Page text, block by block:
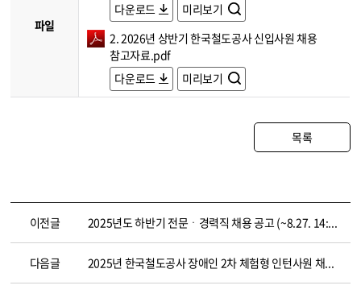
파일
다운로드
미리보기
2. 2026년 상반기 한국철도공사 신입사원 채용
참고자료.pdf
다운로드
미리보기
목록
이전글 2025년도 하반기 전문ㆍ경력직 채용 공고 (~8.27. 14:00)
다음글 2025년 한국철도공사 장애인 2차 체험형 인턴사원 채용 공고(~10.10. 14:00)